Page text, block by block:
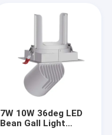
7W 10W 36deg LED
Bean Gall Light